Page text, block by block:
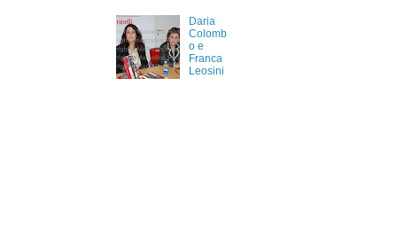
Daria
Colomb
o e
Franca
Leosini